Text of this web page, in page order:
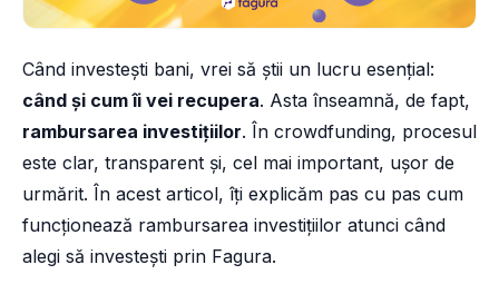
Când investești bani, vrei să știi un lucru esențial:
când și cum îi vei recupera. Asta înseamnă, de fapt,
rambursarea investițiilor. În crowdfunding, procesul
este clar, transparent și, cel mai important, ușor de
urmărit. În acest articol, îți explicăm pas cu pas cum
funcționează rambursarea investițiilor atunci când
alegi să investești prin Fagura.